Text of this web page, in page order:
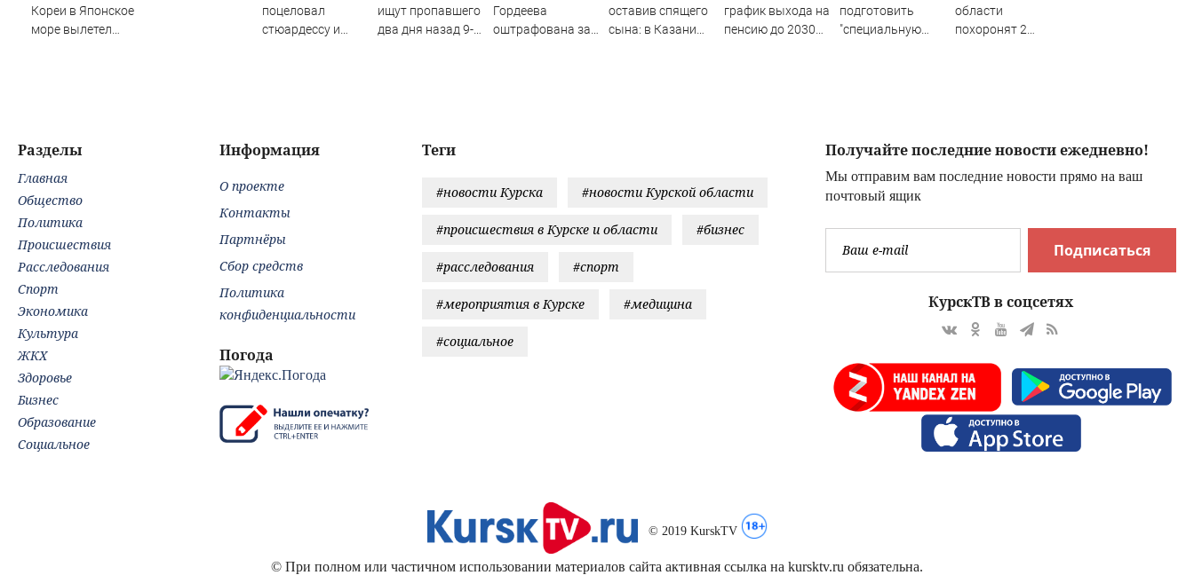
Кореи в Японское
море вылетел
поцеловал
стюардессу и
ищут пропавшего
два дня назад 9-
Гордеева
оштрафована за
оставив спящего
сына: в Казани
график выхода на
пенсию до 2030
подготовить
"специальную
области
похоронят 2
Получайте последние новости ежедневно!
Мы отправим вам последние новости прямо на ваш
почтовый ящик
Подписаться
КурскТВ в соцсетях
Теги
#новости Курска #новости Курской области
#происшествия в Курске и области #бизнес
#расследования #спорт
#мероприятия в Курске #медицина
#социальное
Разделы
Главная
Общество
Политика
Происшествия
Расследования
Спорт
Экономика
Культура
ЖКХ
Здоровье
Бизнес
Образование
Социальное
Информация
О проекте
Контакты
Партнёры
Сбор средств
Политика
конфиденциальности
Погода
© 2019 KurskTV
© При полном или частичном использовании материалов сайта активная ссылка на kursktv.ru обязательна.